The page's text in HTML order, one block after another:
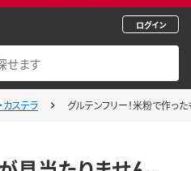
ログイン
カステラ グルテンフリー！米粉で作っ